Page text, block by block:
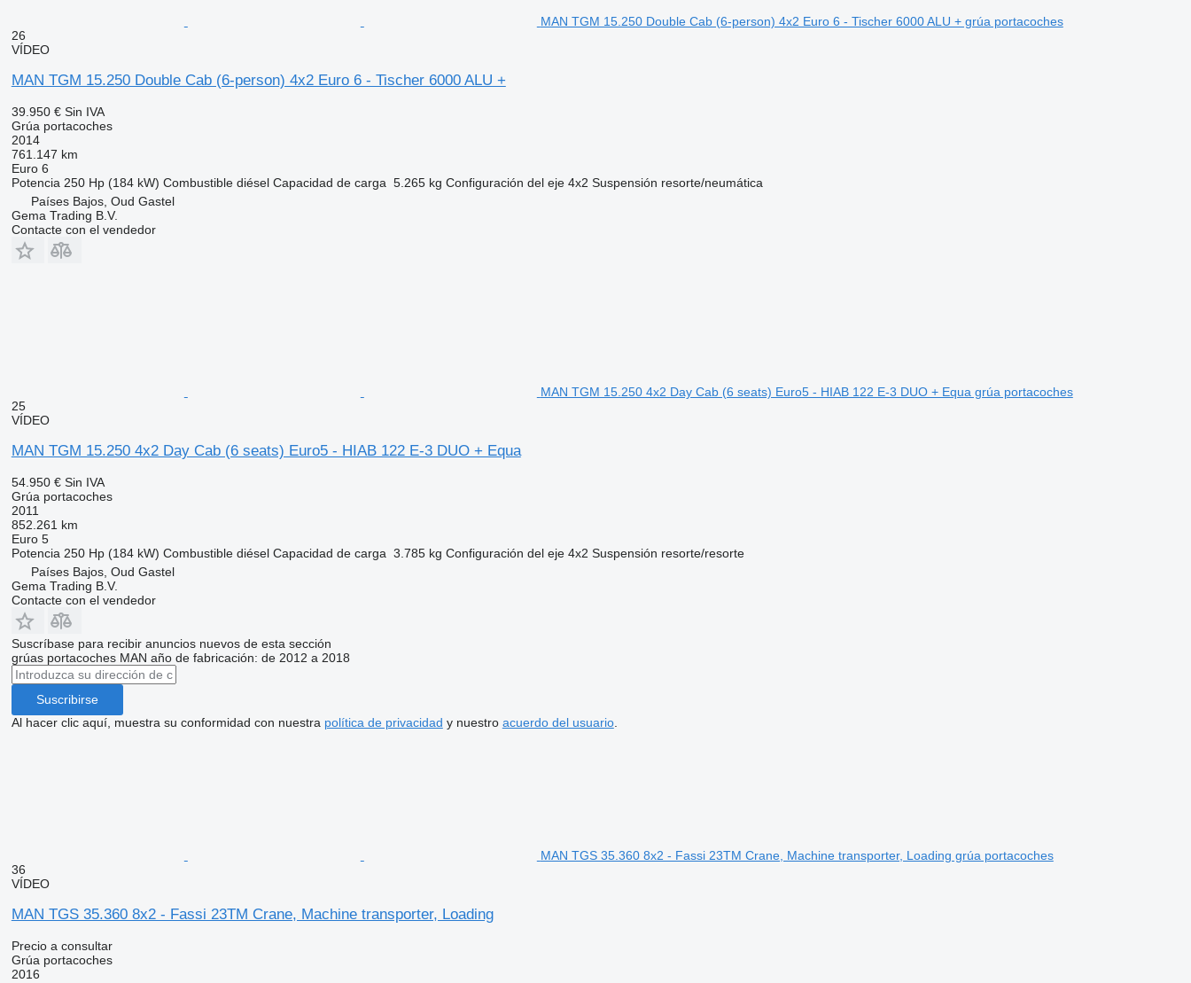
MAN TGM 15.250 Double Cab (6-person) 4x2 Euro 6 - Tischer 6000 ALU + grúa portacoches
26
VÍDEO
MAN TGM 15.250 Double Cab (6-person) 4x2 Euro 6 - Tischer 6000 ALU +
39.950 € Sin IVA
Grúa portacoches
2014
761.147 km
Euro 6
Potencia 250 Hp (184 kW) Combustible diésel Capacidad de carga 5.265 kg Configuración del eje 4x2 Suspensión resorte/neumática
Países Bajos, Oud Gastel
Gema Trading B.V.
Contacte con el vendedor
MAN TGM 15.250 4x2 Day Cab (6 seats) Euro5 - HIAB 122 E-3 DUO + Equa grúa portacoches
25
VÍDEO
MAN TGM 15.250 4x2 Day Cab (6 seats) Euro5 - HIAB 122 E-3 DUO + Equa
54.950 € Sin IVA
Grúa portacoches
2011
852.261 km
Euro 5
Potencia 250 Hp (184 kW) Combustible diésel Capacidad de carga 3.785 kg Configuración del eje 4x2 Suspensión resorte/resorte
Países Bajos, Oud Gastel
Gema Trading B.V.
Contacte con el vendedor
Suscríbase para recibir anuncios nuevos de esta sección
grúas portacoches MAN año de fabricación: de 2012 a 2018
Suscribirse
Al hacer clic aquí, muestra su conformidad con nuestra política de privacidad y nuestro acuerdo del usuario.
MAN TGS 35.360 8x2 - Fassi 23TM Crane, Machine transporter, Loading grúa portacoches
36
VÍDEO
MAN TGS 35.360 8x2 - Fassi 23TM Crane, Machine transporter, Loading
Precio a consultar
Grúa portacoches
2016